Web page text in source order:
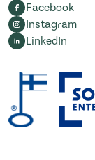
Facebook
Instagram
LinkedIn